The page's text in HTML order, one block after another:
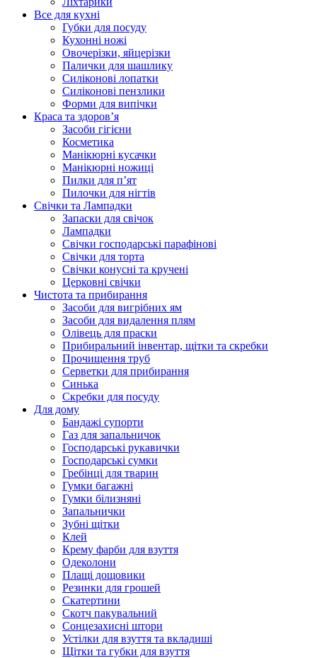
Все для кухні
Губки для посуду
Кухонні ножі
Овочерізки, яйцерізки
Палички для шашлику
Силіконові лопатки
Силіконові пензлики
Форми для випічки
Краса та здоров’я
Засоби гігієни
Косметика
Манікюрні кусачки
Манікюрні ножиці
Пилки для п’ят
Пилочки для нігтів
Свічки та Лампадки
Запаски для свічок
Лампадки
Свічки господарські парафінові
Свічки для торта
Свічки конусні та кручені
Церковні свічки
Чистота та прибирання
Засоби для вигрібних ям
Засоби для видалення плям
Олівець для праски
Прибиральний інвентар, щітки та скребки
Прочищення труб
Серветки для прибирання
Синька
Скребки для посуду
Для дому
Бандажі супорти
Газ для запальничок
Господарські рукавички
Господарські сумки
Гребінці для тварин
Гумки багажні
Гумки білизняні
Запальнички
Зубні щітки
Клей
Крему фарби для взуття
Одеколони
Плащі дощовики
Резинки для грошей
Скатертини
Скотч пакувальний
Сонцезахисні штори
Устілки для взуття та вкладиші
Щітки та губки для взуття